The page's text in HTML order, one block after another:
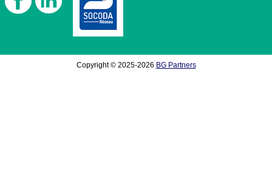
Copyright © 2025-2026 BG Partners